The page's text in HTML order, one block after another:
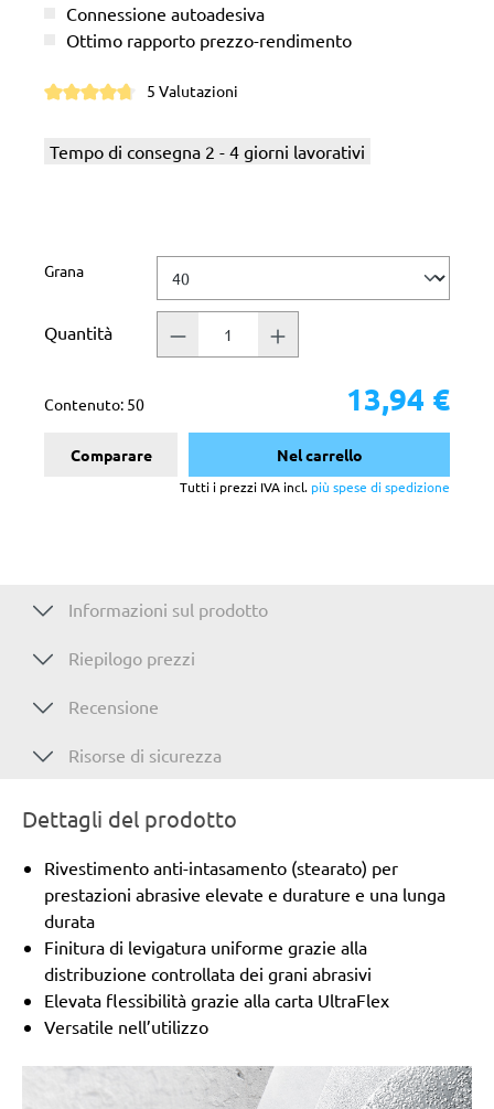
Connessione autoadesiva
Ottimo rapporto prezzo-rendimento
5 Valutazioni
Tempo di consegna 2 - 4 giorni lavorativi
Seleziona
Grana
Quantità
Contenuto: 50 13,94 €
Comparare Nel carrello
Tutti i prezzi IVA incl. più spese di spedizione
Informazioni sul prodotto
Riepilogo prezzi
Recensione
Risorse di sicurezza
Dettagli del prodotto
Rivestimento anti-intasamento (stearato) per
prestazioni abrasive elevate e durature e una lunga
durata
Finitura di levigatura uniforme grazie alla
distribuzione controllata dei grani abrasivi
Elevata flessibilità grazie alla carta UltraFlex
Versatile nell’utilizzo